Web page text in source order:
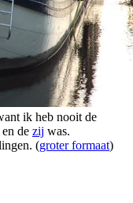
ik heb nooit de
de zij was.
(groter formaat)